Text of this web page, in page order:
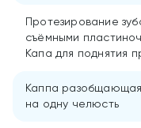
Протезирование
съёмными
Капа для поднятия
Каппа
на одну челюсть